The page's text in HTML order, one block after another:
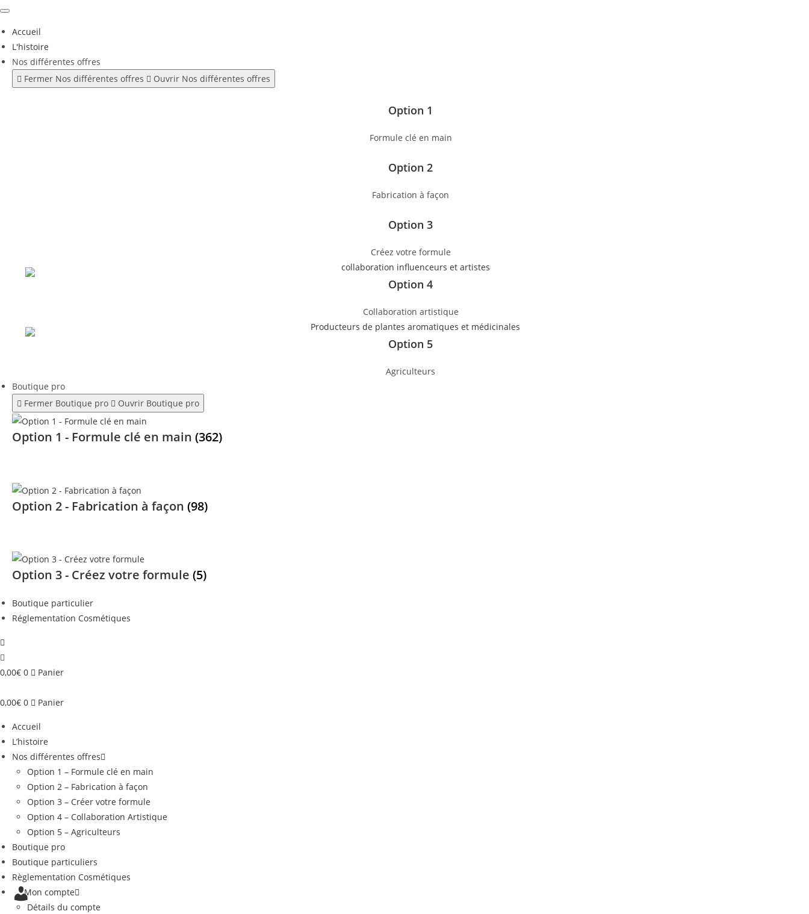
Skip
content
Accueil
L'histoire
Nos différentes offres
Fermer Nos différentes offres
Ouvrir Nos différentes offres
Option 1
Formule clé en main
Option 2
Fabrication à façon
Option 3
Créez votre formule
Option 4
Collaboration artistique
Option 5
Agriculteurs
Boutique pro
Fermer Boutique pro
Ouvrir Boutique pro
Option 1 - Formule clé en main (362)
Option 2 - Fabrication à façon (98)
Option 3 - Créez votre formule (5)
Boutique particulier
Réglementation Cosmétiques
0,00€ 0 Panier
0,00€ 0 Panier
Accueil
L’histoire
Nos différentes offres
Option 1 – Formule clé en main
Option 2 – Fabrication à façon
Option 3 – Créer votre formule
Option 4 – Collaboration Artistique
Option 5 – Agriculteurs
Boutique pro
Boutique particuliers
Règlementation Cosmétiques
Mon compte
Détails du compte